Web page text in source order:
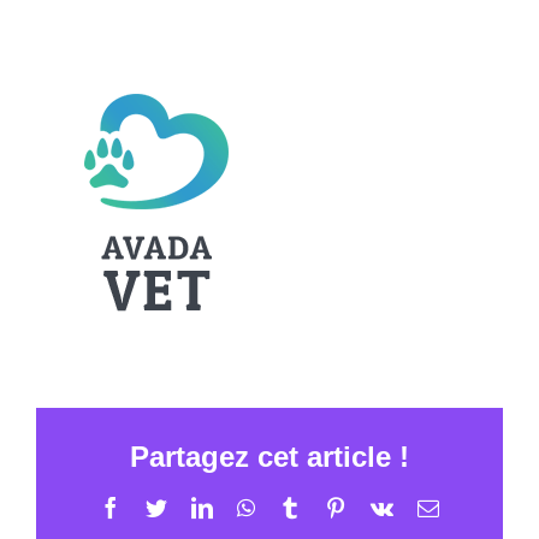
Partagez cet article !
Facebook
TwitterLinkedInWhatsApp
TumblrPinterest
Vk Email